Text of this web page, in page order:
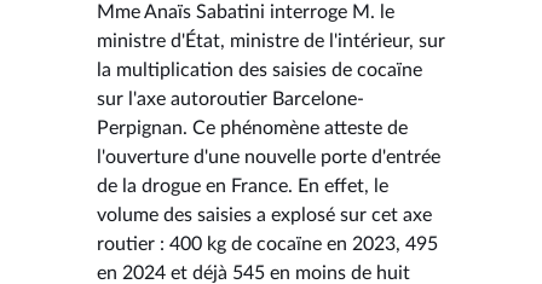
Mme Anaïs Sabatini interroge M. le
ministre d'État, ministre de l'intérieur, sur
la multiplication des saisies de cocaïne
sur l'axe autoroutier Barcelone-
Perpignan. Ce phénomène atteste de
l'ouverture d'une nouvelle porte d'entrée
de la drogue en France. En effet, le
volume des saisies a explosé sur cet axe
routier : 400 kg de cocaïne en 2023, 495
en 2024 et déjà 545 en moins de huit